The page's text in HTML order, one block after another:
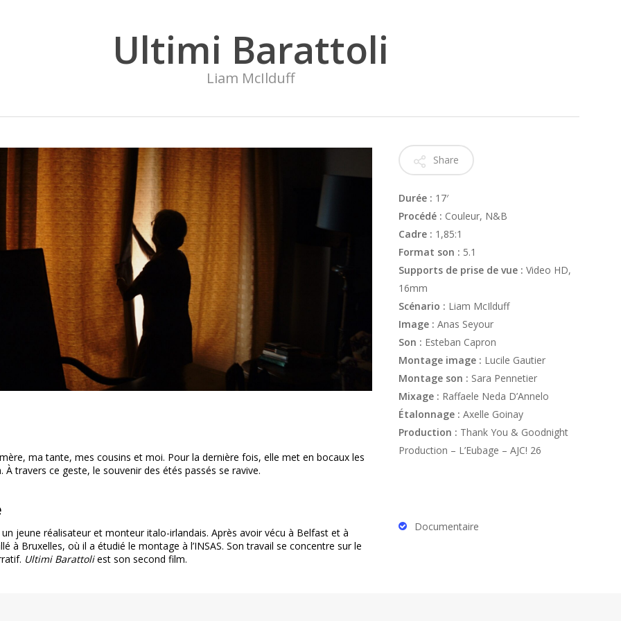
Ultimi Barattoli
Liam McIlduff
ma tante, mes cousins et moi. Pour la dernière fois, elle met en bocaux les
À travers ce geste, le souvenir des étés passés se ravive.
jeune réalisateur et monteur italo-irlandais. Après avoir vécu à Belfast et à
à Bruxelles, où il a étudié le montage à l’INSAS. Son travail se concentre sur le
Ultimi Barattoliest son second film.
Share
Durée : 17′
Procédé : Couleur, N&B
Cadre : 1,85:1
Format son : 5.1
Supports de prise de vue : Video HD,
16mm
Scénario : Liam McIlduff
Image : Anas Seyour
Son : Esteban Capron
Montage image : Lucile Gautier
Montage son : Sara Pennetier
Mixage : Raffaele Neda D’Annelo
Étalonnage : Axelle Goinay
Production : Thank You & Goodnight
Production – L’Eubage – AJC! 26
Documentaire